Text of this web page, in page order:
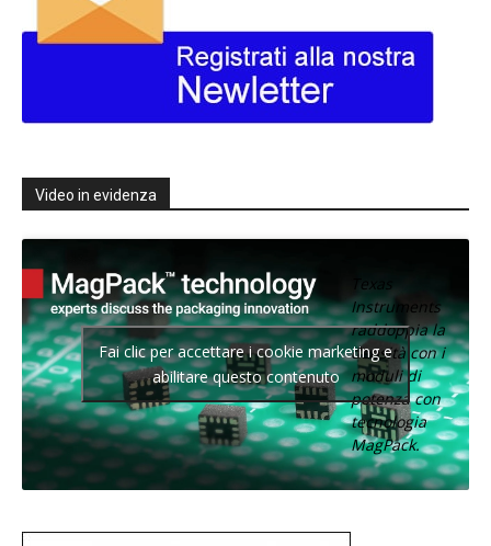
Video in evidenza
Texas
Instruments
raddoppia la
densità con i
moduli di
potenza con
tecnologia
MagPack.
Fai clic per accettare i cookie marketing e
abilitare questo contenuto